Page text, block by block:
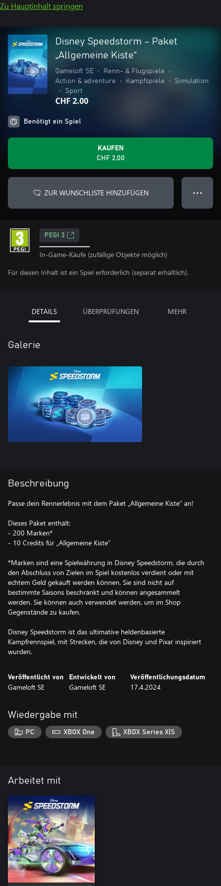
Zu Hauptinhalt springen
Disney Speedstorm – Paket
„Allgemeine Kiste“
Gameloft SE • Renn- & Flugspiele
•
Action & adventure
• Kampfspiele •
Simulation
•
Sport
CHF 2.00
Benötigt ein Spiel
KAUFEN
CHF 2.00
ZUR WUNSCHLISTE HINZUFÜGEN ● ● ●
PEGI 3
In-Game-Käufe (zufällige Objekte möglich)
Für diesen Inhalt ist ein Spiel erforderlich (separat erhältlich).
DETAILS ÜBERPRÜFUNGEN MEHR
Galerie
Beschreibung
Passe dein Rennerlebnis mit dem Paket „Allgemeine Kiste“ an!
Dieses Paket enthält:
- 200 Marken*
- 10 Credits für „Allgemeine Kiste“
*Marken sind eine Spielwährung in Disney Speedstorm, die durch
den Abschluss von Zielen im Spiel kostenlos verdient oder mit
echtem Geld gekauft werden können. Sie sind nicht auf
bestimmte Saisons beschränkt und können angesammelt
werden. Sie können auch verwendet werden, um im Shop
Gegenstände zu kaufen.
Disney Speedstorm ist das ultimative heldenbasierte
Kampfrennspiel, mit Strecken, die von Disney und Pixar inspiriert
wurden.
Veröffentlicht von
Gameloft SE
Entwickelt von
Gameloft SE
Veröffentlichungsdatum
17.4.2024
Wiedergabe mit
PC XBOX One XBOX Series X|S
Arbeitet mit